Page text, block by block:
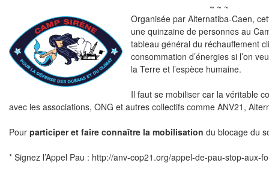
~ ~ ~
Organisée par Alternatiba-Caen,
une quinzaine de personnes au
tableau général du réchauffement
consommation d’énergies si l’on
la Terre et l’espèce humaine.
Il faut se mobiliser car la véritable
avec les associations, ONG et autres collectifs comme ANV21,
Pour participer et faire connaître la mobilisation du blocage du
* Signez l’Appel Pau : http://anv-cop21.org/appel-de-pau-stop-aux-